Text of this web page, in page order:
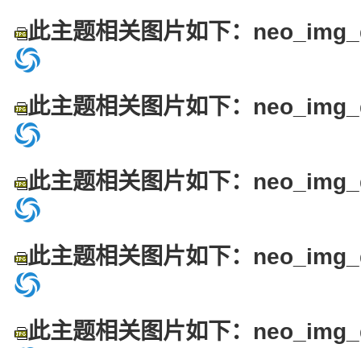
此主题相关图片如下：
此主题相关图片如下：
此主题相关图片如下：
此主题相关图片如下：
此主题相关图片如下：